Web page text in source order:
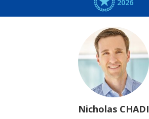
2026
Nicholas CHADI